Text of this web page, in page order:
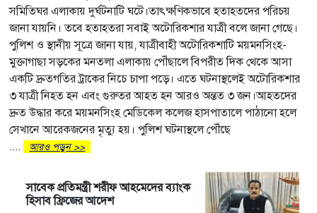
সমিতিঘর এলাকায় দুর্ঘটনাটি ঘটে।তাৎক্ষণিকভাবে হতাহতদের পরিচয়
জানা যায়নি। তবে হতাহতরা সবাই অটোরিকশার যাত্রী বলে জানা গেছে।
পুলিশ ও স্থানীয় সূত্রে জানা যায়, যাত্রীবাহী অটোরিকশাটি ময়মনসিংহ-
মুক্তাগাছা সড়কের মনতলা এলাকায় পৌঁছালে বিপরীত দিক থেকে আসা
একটি দ্রুতগতির ট্রাকের নিচে চাপা পড়ে। এতে ঘটনাস্থলেই অটোরিকশার
৩ যাত্রী নিহত হন এবং গুরুতর আহত হন আরও অন্তত ৩ জন।আহতদের
দ্রুত উদ্ধার করে ময়মনসিংহ মেডিকেল কলেজ হাসপাতালে পাঠানো হলে
সেখানে আরেকজনের মৃত্যু হয়। পুলিশ ঘটনাস্থলে পৌঁছে
....
আরও পড়ুন >>
সাবেক প্রতিমন্ত্রী শরীফ আহমেদের ব্যাংক
হিসাব ফ্রিজের আদেশ